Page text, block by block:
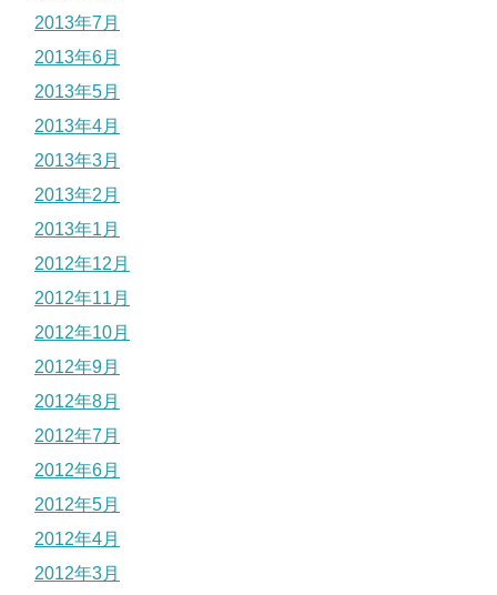
2013年7月
2013年6月
2013年5月
2013年4月
2013年3月
2013年2月
2013年1月
2012年12月
2012年11月
2012年10月
2012年9月
2012年8月
2012年7月
2012年6月
2012年5月
2012年4月
2012年3月